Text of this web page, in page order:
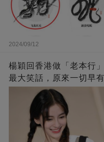
2024/09/12
楊穎回香港做「老本行
最大笑話，原來一切早